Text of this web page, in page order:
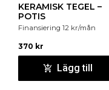
KERAMISK TEGEL –
POTIS
Finansiering 12 kr/mån
370 kr
Lägg till